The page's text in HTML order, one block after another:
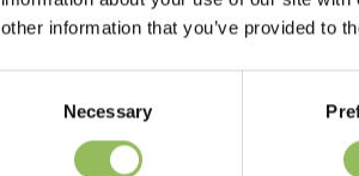
other information that you’ve provided to
Necessary